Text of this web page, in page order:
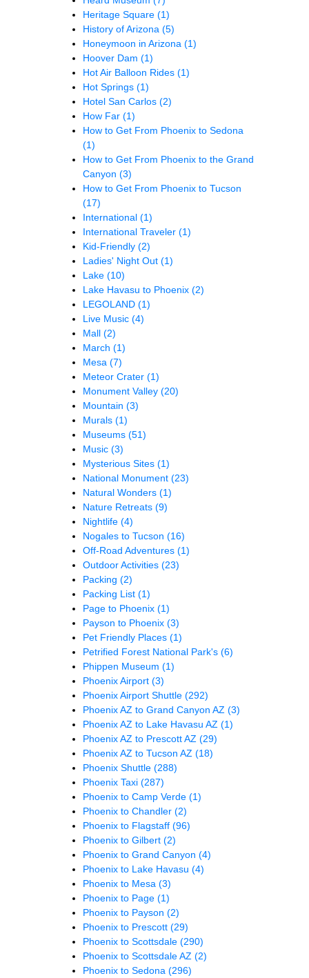
Heritage Square (1)
History of Arizona (5)
Honeymoon in Arizona (1)
Hoover Dam (1)
Hot Air Balloon Rides (1)
Hot Springs (1)
Hotel San Carlos (2)
How Far (1)
How to Get From Phoenix to Sedona
(1)
How to Get From Phoenix to the Grand
Canyon (3)
How to Get From Phoenix to Tucson
(17)
International (1)
International Traveler (1)
Kid-Friendly (2)
Ladies' Night Out (1)
Lake (10)
Lake Havasu to Phoenix (2)
LEGOLAND (1)
Live Music (4)
Mall (2)
March (1)
Mesa (7)
Meteor Crater (1)
Monument Valley (20)
Mountain (3)
Murals (1)
Museums (51)
Music (3)
Mysterious Sites (1)
National Monument (23)
Natural Wonders (1)
Nature Retreats (9)
Nightlife (4)
Nogales to Tucson (16)
Off-Road Adventures (1)
Outdoor Activities (23)
Packing (2)
Packing List (1)
Page to Phoenix (1)
Payson to Phoenix (3)
Pet Friendly Places (1)
Petrified Forest National Park's (6)
Phippen Museum (1)
Phoenix Airport (3)
Phoenix Airport Shuttle (292)
Phoenix AZ to Grand Canyon AZ (3)
Phoenix AZ to Lake Havasu AZ (1)
Phoenix AZ to Prescott AZ (29)
Phoenix AZ to Tucson AZ (18)
Phoenix Shuttle (288)
Phoenix Taxi (287)
Phoenix to Camp Verde (1)
Phoenix to Chandler (2)
Phoenix to Flagstaff (96)
Phoenix to Gilbert (2)
Phoenix to Grand Canyon (4)
Phoenix to Lake Havasu (4)
Phoenix to Mesa (3)
Phoenix to Page (1)
Phoenix to Payson (2)
Phoenix to Prescott (29)
Phoenix to Scottsdale (290)
Phoenix to Scottsdale AZ (2)
Phoenix to Sedona (296)